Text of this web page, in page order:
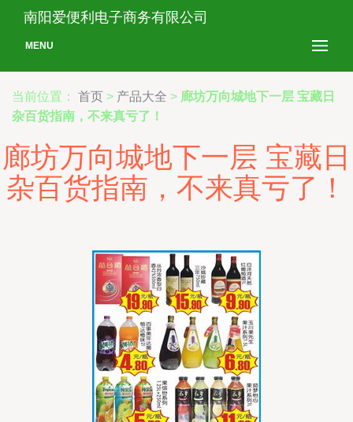
南阳爱便利电子商务有限公司
MENU
当前位置： 首页 > 产品大全 > 廊坊万向城地下一层 宝藏日
杂百货指南，不来真亏了！
廊坊万向城地下一层 宝藏日
杂百货指南，不来真亏了！